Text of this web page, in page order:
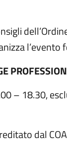
– 18.30,
dal